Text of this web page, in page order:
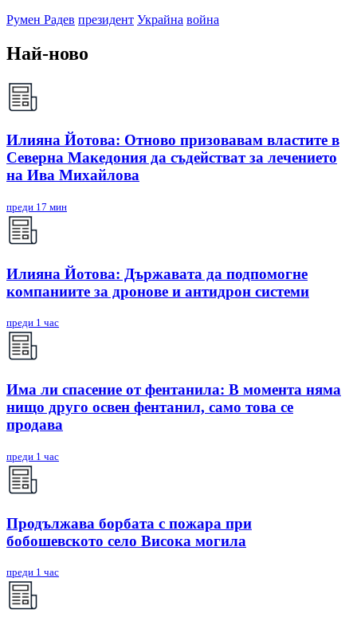
Румен Радев президент Украйна война
Най-ново
Илияна Йотова: Отново призовавам властите в
Северна Македония да съдействат за лечението
на Ива Михайлова
преди 17 мин
Илияна Йотова: Държавата да подпомогне
компаниите за дронове и антидрон системи
преди 1 час
Има ли спасение от фентанила: В момента няма
нищо друго освен фентанил, само това се
продава
преди 1 час
Продължава борбата с пожара при
бобошевското село Висока могила
преди 1 час